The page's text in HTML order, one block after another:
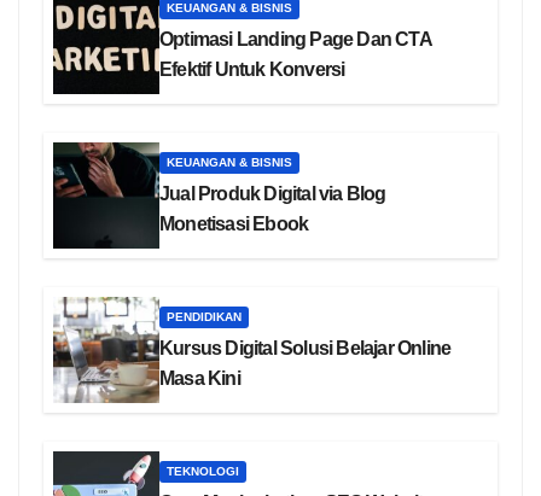
KEUANGAN & BISNIS
Optimasi Landing Page Dan CTA
Efektif Untuk Konversi
KEUANGAN & BISNIS
Jual Produk Digital via Blog
Monetisasi Ebook
PENDIDIKAN
Kursus Digital Solusi Belajar Online
Masa Kini
TEKNOLOGI